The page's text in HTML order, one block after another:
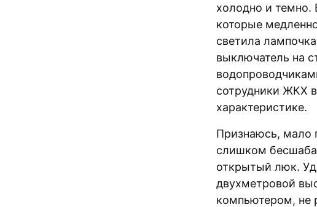
холодно и
которые
светила
выключатель на
сотрудники ЖКХ
характеристике.
Признаюсь, мало
слишком
открытый люк.
двухметровой
компьютером, не